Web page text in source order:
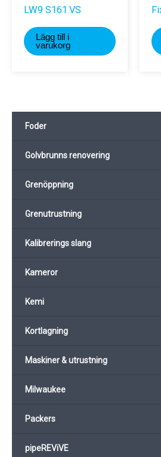
LW9 S161.VS
Lägg till i
varukorg
Foder
Golvbrunns renovering
Grenöppning
Grenutrustning
Kalibrerings slang
Kameror
Kemi
Kortlagning
Maskiner & utrustning
Milwaukee
Packers
pipeREViVE